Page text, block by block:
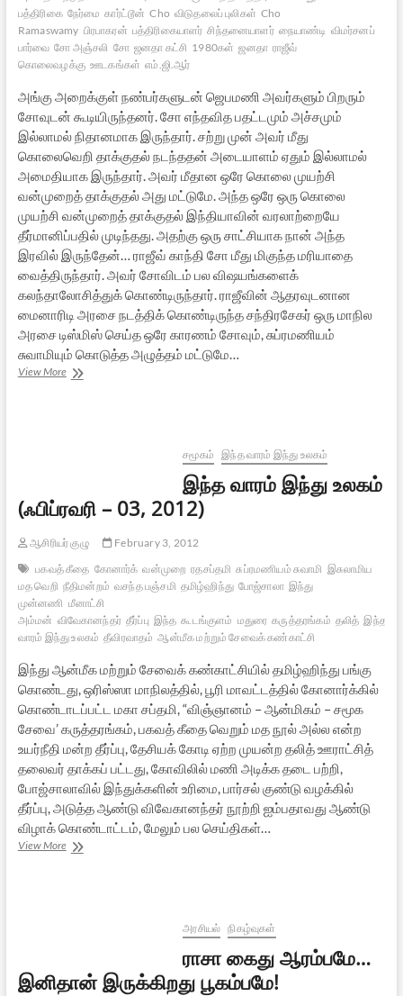
பத்திரிகை நேர்மை கார்ட்டூன் Cho விடுதலைப் புலிகள் Cho
Ramaswamy பிரபாகரன் பத்திரிகையாளர் சிந்தனையாளர் நையாண்டி விமர்சனப்
பார்வை சோ அஞ்சலி சோ ஜனதா கட்சி 1980கள் ஜனதா ராஜீவ்
கொலைவழக்கு ஊடகங்கள் எம்.ஜி.ஆர்
அங்கு அறைக்குள் நண்பர்களுடன் ஜெபமணி அவர்களும் பிறரும்
சோவுடன் கூடியிருந்தனர். சோ எந்தவித பதட்டமும் அச்சமும்
இல்லாமல் நிதானமாக இருந்தார். சற்று முன் அவர் மீது
கொலைவெறி தாக்குதல் நடந்ததன் அடையாளம் ஏதும் இல்லாமல்
அமைதியாக இருந்தார். அவர் மீதான ஒரே கொலை முயற்சி
வன்முறைத் தாக்குதல் அது மட்டுமே. அந்த ஒரே ஒரு கொலை
முயற்சி வன்முறைத் தாக்குதல் இந்தியாவின் வரலாற்றையே
தீர்மானிப்பதில் முடிந்தது. அதற்கு ஒரு சாட்சியாக நான் அந்த
இரவில் இருந்தேன்… ராஜீவ் காந்தி சோ மீது மிகுந்த மரியாதை
வைத்திருந்தார். அவர் சோவிடம் பல விஷயங்களைக்
கலந்தாலோசித்துக் கொண்டிருந்தார். ராஜீவின் ஆதரவுடனான
மைனாரிடி அரசை நடத்திக் கொண்டிருந்த சந்திரசேகர் ஒரு மாநில
அரசை டிஸ்மிஸ் செய்த ஒரே காரணம் சோவும், சுப்ரமணியம்
சுவாமியும் கொடுத்த அழுத்தம் மட்டுமே…
View Moreசோ:
சமூகம்
இந்த வாரம் இந்து உலகம்
இந்த வாரம் இந்து உலகம்
(ஃபிப்ரவரி – 03, 2012)
ஆசிரியர் குழு
February 3, 2012
பகவத் கீதை கோனார்க் வன்முறை ரதசப்தமி சுப்ரமணியம் சுவாமி இசுலாமிய
மத வெறி நீதிமன்றம் வசந்த பஞ்சமி தமிழ்ஹிந்து போஜ்சாலா இந்து
முன்னணி மீனாட்சி
அம்மன் விவேகானந்தர் தீர்ப்பு இந்த கூடங்குளம் மதுரை கருத்தரங்கம் தலித் இந்த
வாரம் இந்து உலகம் தீவிரவாதம் ஆன்மீக மற்றும் சேவைக் கண்காட்சி
இந்து ஆன்மீக மற்றும் சேவைக் கண்காட்சியில் தமிழ்ஹிந்து பங்கு
கொண்டது, ஒரிஸ்ஸா மாநிலத்தில், பூரி மாவட்டத்தில் கோனார்க்கில்
கொண்டாடப்பட்ட மகா சப்தமி, “விஞ்ஞானம் – ஆன்மிகம் – சமூக
சேவை’ கருத்தரங்கம், பகவத் கீதை வெறும் மத நூல் அல்ல என்ற
உயர்நீதி மன்ற தீர்ப்பு, தேசியக் கோடி ஏற்ற முயன்ற தலித் ஊராட்சித்
தலைவர் தாக்கப் பட்டது, கோவிலில் மணி அடிக்க தடை பற்றி,
போஜ்சாலாவில் இந்துக்களின் உரிமை, பார்சல் குண்டு வழக்கில்
தீர்ப்பு, அடுத்த ஆண்டு விவேகானந்தர் நூற்றி ஐம்பதாவது ஆண்டு
விழாக் கொண்டாட்டம், மேலும் பல செய்திகள்…
View Moreஇந்த
அரசியல் நிகழ்வுகள்
ராசா கைது ஆரம்பமே…
இனிதான் இருக்கிறது பூகம்பமே!